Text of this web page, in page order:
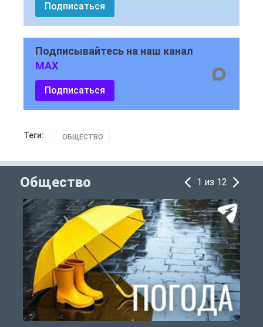
Подписаться
Подписывайтесь на наш канал
MAX
Подписаться
Теги: ОБЩЕСТВО
Общество 1 из 12